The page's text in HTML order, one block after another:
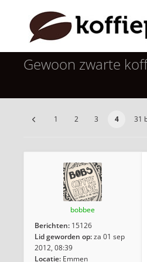
Gewoon zwarte
1 2 3 4 31
bobbee
Berichten: 15126
Lid geworden op:za 01 sep
2012, 08:39
Locatie: Emmen